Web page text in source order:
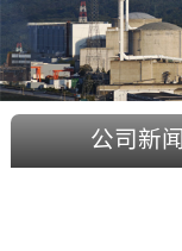
公司新闻